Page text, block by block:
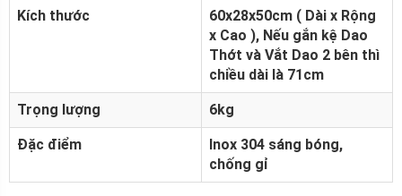
Kích thước
60x28x50cm ( Dài x Rộng
x Cao ), Nếu gắn kệ Dao
Thớt và Vắt Dao 2 bên thì
chiều dài là 71cm
Trọng lượng 6kg
Đặc điểm
Inox 304 sáng bóng,
chống gỉ